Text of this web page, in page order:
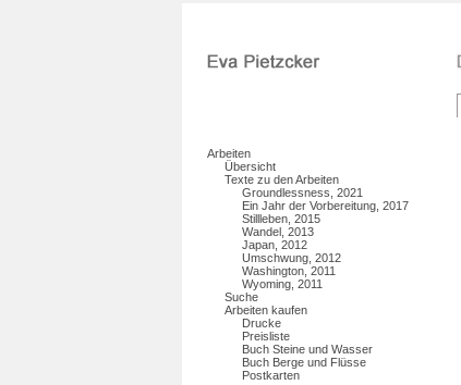
Arbeiten
Übersicht
Texte zu den Arbeiten
Groundlessness, 2021
Ein Jahr der Vorbereitung, 2017
Stillleben, 2015
Wandel, 2013
Japan, 2012
Umschwung, 2012
Washington, 2011
Wyoming, 2011
Suche
Arbeiten kaufen
Drucke
Preisliste
Buch Steine und Wasser
Buch Berge und Flüsse
Postkarten